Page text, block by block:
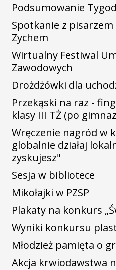
Podsumowanie
Spotkanie z
Zychem
Wirtualny Festiwal
Zawodowych
Drożdżówki dla
Przekąski na raz -
klasy III TŻ (po
Wręczenie nagród w
globalnie działaj
zyskujesz"
Sesja w bibliotece
Mikołajki w PZSP
Plakaty na konkurs
Wyniki konkursu
Młodzież pamięta o
Akcja krwiodawstwa